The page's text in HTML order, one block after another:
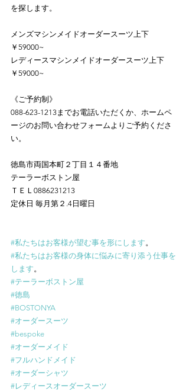
を探します。
メンズマシンメイドオーダースーツ上下
￥59000~
レディースマシンメイドオーダースーツ上下
￥59000~
《ご予約制》
088-623-1213までお電話いただくか、ホームペ
ージのお問い合わせフォームよりご予約くださ
い。
徳島市両国本町２丁目１４番地
テーラーボストン屋
ＴＥＬ0886231213
定休日 毎月第２.4日曜日
#私たちはお客様が望む事を形にします。
#私たちはお客様の身体に悩みに寄り添う仕事を
します。
#テーラーボストン屋
#徳島
#BOSTONYA
#オーダースーツ
#bespoke
#オーダーメイド
#フルハンドメイド
#オーダーシャツ
#レディースオーダースーツ